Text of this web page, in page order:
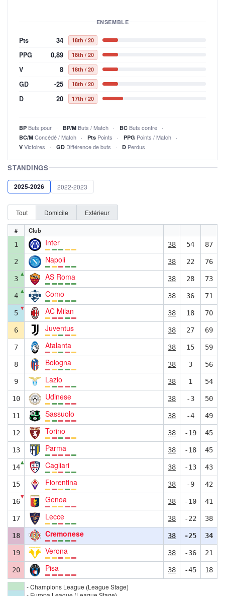
ENSEMBLE
Pts 34 18th / 20
PPG 0,89 18th / 20
V 8 18th / 20
GD -25 18th / 20
D 20 17th / 20
BP Buts pour BP/M Buts / Match BC Buts contre
BC/M Concédé / Match Pts Points PPG Points / Match
V Victoires GD Différence de buts D Perdus
STANDINGS
2025-2026 2022-2023
Tout Domicile Extérieur
#
Club
1
Inter 38 54 87
2 Napoli 38 22 76
3
▲ AS Roma 38 28 73
4
▲ Como 38 36 71
5
▼ AC Milan 38 18 70
6 Juventus 38 27 69
7 Atalanta 38 15 59
8 Bologna 38 3 56
9 Lazio 38 1 54
10 Udinese 38 -3 50
11 Sassuolo 38 -4 49
12 Torino 38 -19 45
13 Parma 38 -18 45
14
▲ Cagliari 38 -13 43
15 Fiorentina 38 -9 42
16
▼ Genoa 38 -10 41
17 Lecce 38 -22 38
18 Cremonese 38 -25 34
19 Verona 38 -36 21
20 Pisa 38 -45 18
- Champions League (League Stage)